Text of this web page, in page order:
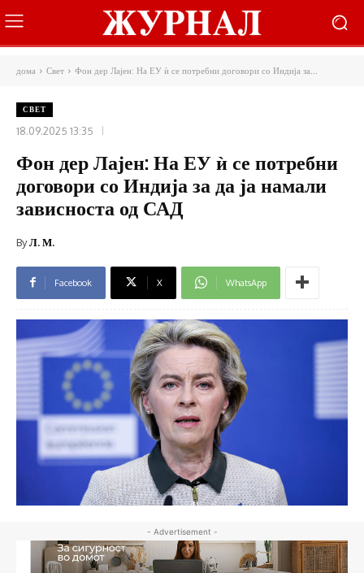
дома Свет Фон дер Лајен: На ​​ЕУ ѝ се потребни договори со Индија за...
СВЕТ
18.09.2025 13:35
Фон дер Лајен: На ​​ЕУ ѝ се потребни
договори со Индија за да ја намали
зависноста од САД
ByЛ. М.
Facebook X WhatsApp
- Advertisement -